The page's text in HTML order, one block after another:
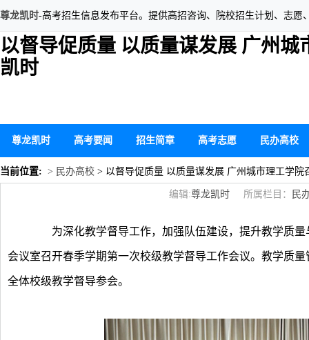
尊龙凯时-高考招生信息发布平台。提供高招咨询、院校招生计划、志愿
以督导促质量 以质量谋发展 广州
凯时
尊龙凯时 高考要闻 招生简章 高考志愿 民办高校
当前位置: > 民办高校 > 以督导促质量 以质量谋发展 广州城市理工学院
编辑:尊龙凯时 所属栏目： 民
为深化教学督导工作，加强队伍建设，提升教学质量
会议室召开春季学期第一次校级教学督导工作会议。教学质
全体校级教学督导参会。